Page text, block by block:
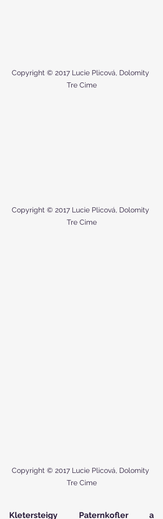
Copyright © 2017 Lucie Plicová, Dolomity
Tre Cime
Copyright © 2017 Lucie Plicová, Dolomity
Tre Cime
Copyright © 2017 Lucie Plicová, Dolomity
Tre Cime
Kletersteigy Paternkofler a